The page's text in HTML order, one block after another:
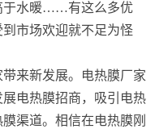
于水暖……有这么多优
市场欢迎就不足为怪
来新发展。电热膜厂家
电热膜招商，吸引电热
渠道。相信在电热膜刚